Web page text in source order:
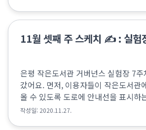
11월 셋째 주 스케치 ✍️ : 실험
은평 작은도서관 거버넌스 실험장 7
갔어요. 먼저, 이용자들이 작은도서관
올 수 있도록 도로에 안내선을 표시하
추진 중에 있었는데요, 경찰서의 승인
작성일: 2020.11.27.